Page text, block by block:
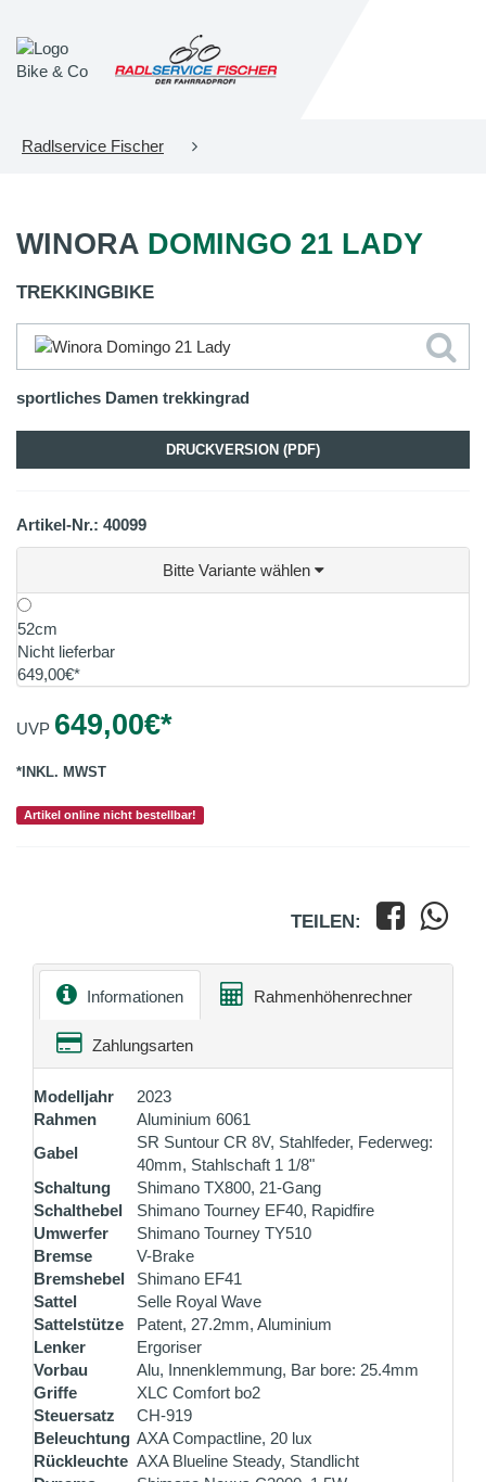
Radlservice Fischer
WINORA DOMINGO 21 LADY
TREKKINGBIKE
sportliches Damen trekkingrad
DRUCKVERSION (PDF)
Artikel-Nr.: 40099
Bitte Variante wählen
52cm
Nicht lieferbar
649,00€*
UVP 649,00€*
*INKL. MWST
Artikel online nicht bestellbar!
TEILEN:
Informationen Rahmenhöhenrechner
Zahlungsarten
Modelljahr
2023
Rahmen
Aluminium 6061
Gabel
SR Suntour CR 8V, Stahlfeder, Federweg:
40mm, Stahlschaft 1 1/8"
Schaltung
Shimano TX800, 21-Gang
Schalthebel
Shimano Tourney EF40, Rapidfire
Umwerfer
Shimano Tourney TY510
Bremse
V-Brake
Bremshebel
Shimano EF41
Sattel
Selle Royal Wave
Sattelstütze
Patent, 27.2mm, Aluminium
Lenker
Ergoriser
Vorbau
Alu, Innenklemmung, Bar bore: 25.4mm
Griffe
XLC Comfort bo2
Steuersatz
CH-919
Beleuchtung AXA Compactline, 20 lux
Rückleuchte AXA Blueline Steady, Standlicht